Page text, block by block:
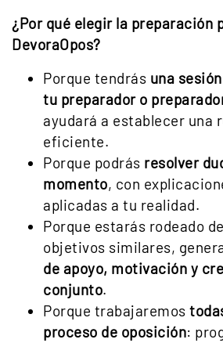
¿Por qué elegir la preparación
DevoraOpos?
Porque tendrás una
tu preparador o
ayudará a establecer una
eficiente.
Porque podrás resolver
momento, con
aplicadas a tu realidad.
Porque estarás rodeado
objetivos similares,
de apoyo, motivación y
conjunto.
Porque trabajaremos
proceso de oposición: